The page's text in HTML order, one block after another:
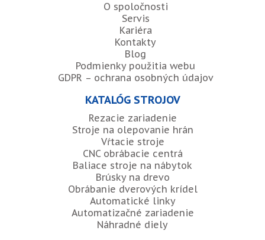
O spoločnosti
Servis
Kariéra
Kontakty
Blog
Podmienky použitia webu
GDPR – ochrana osobných údajov
KATALÓG STROJOV
Rezacie zariadenie
Stroje na olepovanie hrán
Vŕtacie stroje
CNC obrábacie centrá
Baliace stroje na nábytok
Brúsky na drevo
Obrábanie dverových krídel
Automatické linky
Automatizačné zariadenie
Náhradné diely